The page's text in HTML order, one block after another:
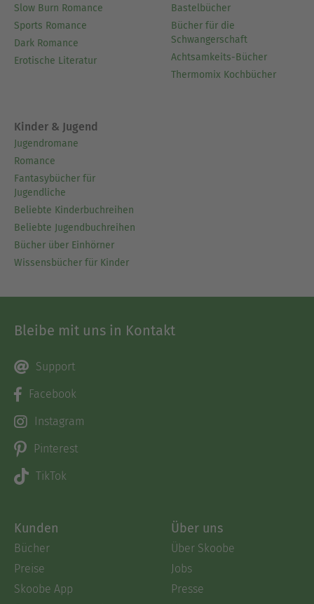
Slow Burn Romance
Sports Romance
Dark Romance
Erotische Literatur
Bastelbücher
Bücher für die
Schwangerschaft
Achtsamkeits-Bücher
Thermomix Kochbücher
Kinder & Jugend
Jugendromane
Romance
Fantasybücher für
Jugendliche
Beliebte Kinderbuchreihen
Beliebte Jugendbuchreihen
Bücher über Einhörner
Wissensbücher für Kinder
Bleibe mit uns in Kontakt
Support
Facebook
Instagram
Pinterest
TikTok
Kunden
Bücher
Preise
Skoobe App
Über uns
Über Skoobe
Jobs
Presse